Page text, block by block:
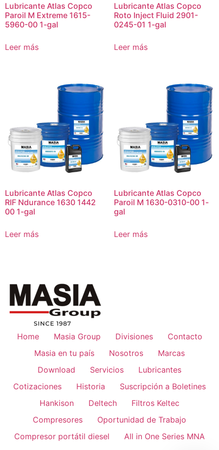
Lubricante Atlas Copco
Paroil M Extreme 1615-
5960-00 1-gal
Leer más
Lubricante Atlas Copco
Roto Inject Fluid 2901-
0245-01 1-gal
Leer más
Lubricante Atlas Copco
RIF Ndurance 1630 1442
00 1-gal
Leer más
Lubricante Atlas Copco
Paroil M 1630-0310-00 1-
gal
Leer más
Home Masia Group Divisiones
Contacto
Masia en tu país
Nosotros
Marcas
Download
Servicios
Lubricantes
Cotizaciones
Historia
Suscripción a Boletines
Hankison
Deltech
Filtros Keltec
Compresores
Oportunidad de Trabajo
Compresor portátil diesel
All in One Series MNA